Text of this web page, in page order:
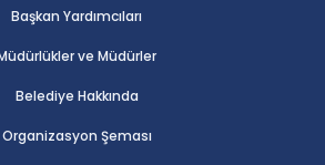
Başkan Yardımcıları
ve Müdürler
Belediye Hakkında
Organizasyon Şeması